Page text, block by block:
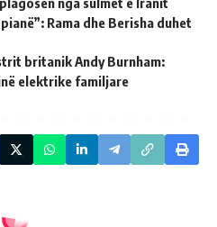
Rama dhe Berisha duhet
britanik Andy Burnham:
elektrike familjare